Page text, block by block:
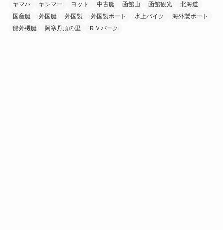
ヤマハ
ヤンマー ヨット 中古艇 函館山 函館観光
北海道
国産艇
外国艇 外国製 外国製ボート 水上バイク
海外製ボート
船外機艇
阿寒丹頂の里 ＲＶパーク